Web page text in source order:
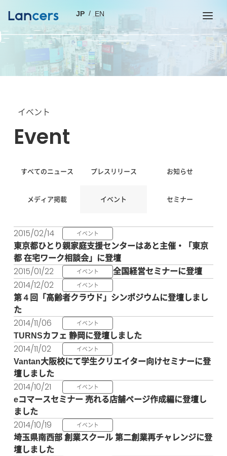
JP EN
イベント
event
すべてのニュース プレスリリース お知らせ
メディア掲載 イベント セミナー
2015/02/14 イベント
東京都ひとり親家庭支援センターはあと主催・「東京
都 在宅ワーク相談会」に登壇
2015/01/22 イベント 全国経営セミナーに登壇
2014/12/02 イベント
第４回「高齢者クラウド」シンポジウムに登壇しまし
た
2014/11/06 イベント
TURNSカフェ 静岡に登壇しました
2014/11/02 イベント
Vantan大阪校にて学生クリエイター向けセミナーに登
壇しました
2014/10/21 イベント
eコマースセミナー 売れる店舗ページ作成編に登壇し
ました
2014/10/19 イベント
埼玉県南西部 創業スクール 第二創業再チャレンジに登
壇しました